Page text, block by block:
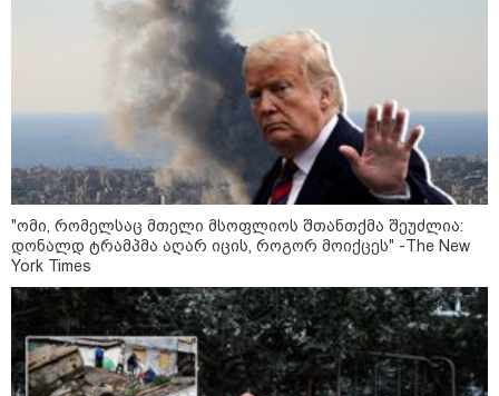
6
აგვისტო
დღის ზოგადი
ასტროლოგიური
პროგნოზი
ბავშვებთან ერთად შვებულებაში:
როგორ ვაქციოთ მგზავრობა და
დასვენება მშობლებისთვისაც
სასიამოვნოდ
"ომი, რომელსაც მთელი მსოფლიოს შთანთქმა შეუძლია:
დონალდ ტრამპმა აღარ იცის, როგორ მოიქცეს" -The New
York Times